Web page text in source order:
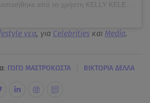
Η δημοσίευση κοινοποιήθηκε από το χρήστη KELLY KELEKIDOU (@kelekidou_kelly)
νεα, για Celebrities και Media.
ΓΩΓΩ ΜΑΣΤΡΟΚΩΣΤΑ ΒΙΚΤΩΡΙΑ ΔΕΛΛΑ